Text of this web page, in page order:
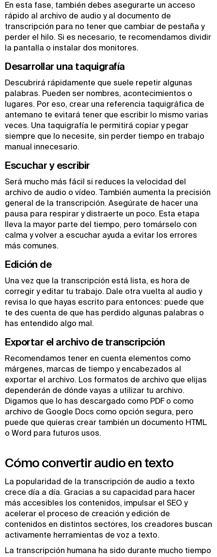
En esta fase, también debes asegurarte un acceso
rápido al archivo de audio y al documento de
transcripción para no tener que cambiar de pestaña y
perder el hilo. Si es necesario, te recomendamos dividir
la pantalla o instalar dos monitores.
Desarrollar una taquigrafía
Descubrirá rápidamente que suele repetir algunas
palabras. Pueden ser nombres, acontecimientos o
lugares. Por eso, crear una referencia taquigráfica de
antemano te evitará tener que escribir lo mismo varias
veces. Una taquigrafía le permitirá copiar y pegar
siempre que lo necesite, sin perder tiempo en trabajo
manual innecesario.
Escuchar y escribir
Será mucho más fácil si reduces la velocidad del
archivo de audio o vídeo. También aumenta la precisión
general de la transcripción. Asegúrate de hacer una
pausa para respirar y distraerte un poco. Esta etapa
lleva la mayor parte del tiempo, pero tomárselo con
calma y volver a escuchar ayuda a evitar los errores
más comunes.
Edición de
Una vez que la transcripción está lista, es hora de
corregir y editar tu trabajo. Dale otra vuelta al audio y
revisa lo que hayas escrito para entonces: puede que
te des cuenta de que has perdido algunas palabras o
has entendido algo mal.
Exportar el archivo de transcripción
Recomendamos tener en cuenta elementos como
márgenes, marcas de tiempo y encabezados al
exportar el archivo. Los formatos de archivo que elijas
dependerán de dónde vayas a utilizar tu archivo.
Digamos que lo has descargado como PDF o como
archivo de Google Docs como opción segura, pero
puede que quieras crear también un documento HTML
o Word para futuros usos.
Cómo convertir audio en texto
La popularidad de la transcripción de audio a texto
crece día a día. Gracias a su capacidad para hacer
más accesibles los contenidos, impulsar el SEO y
acelerar el proceso de creación y edición de
contenidos en distintos sectores, los creadores buscan
activamente herramientas de voz a texto.
La transcripción humana ha sido durante mucho tiempo